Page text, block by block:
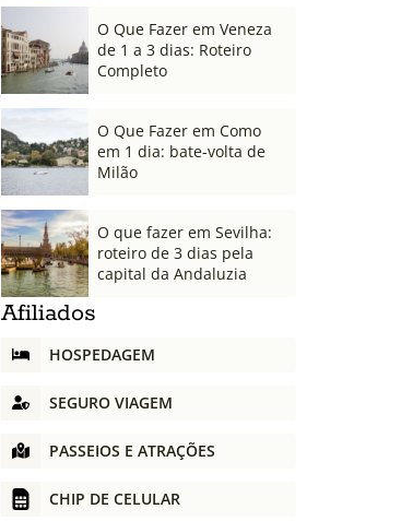
O Que Fazer em Veneza
de 1 a 3 dias: Roteiro
Completo
O Que Fazer em Como
em 1 dia: bate-volta de
Milão
O que fazer em Sevilha:
roteiro de 3 dias pela
capital da Andaluzia
Afiliados
HOSPEDAGEM
SEGURO VIAGEM
PASSEIOS E ATRAÇÕES
CHIP DE CELULAR